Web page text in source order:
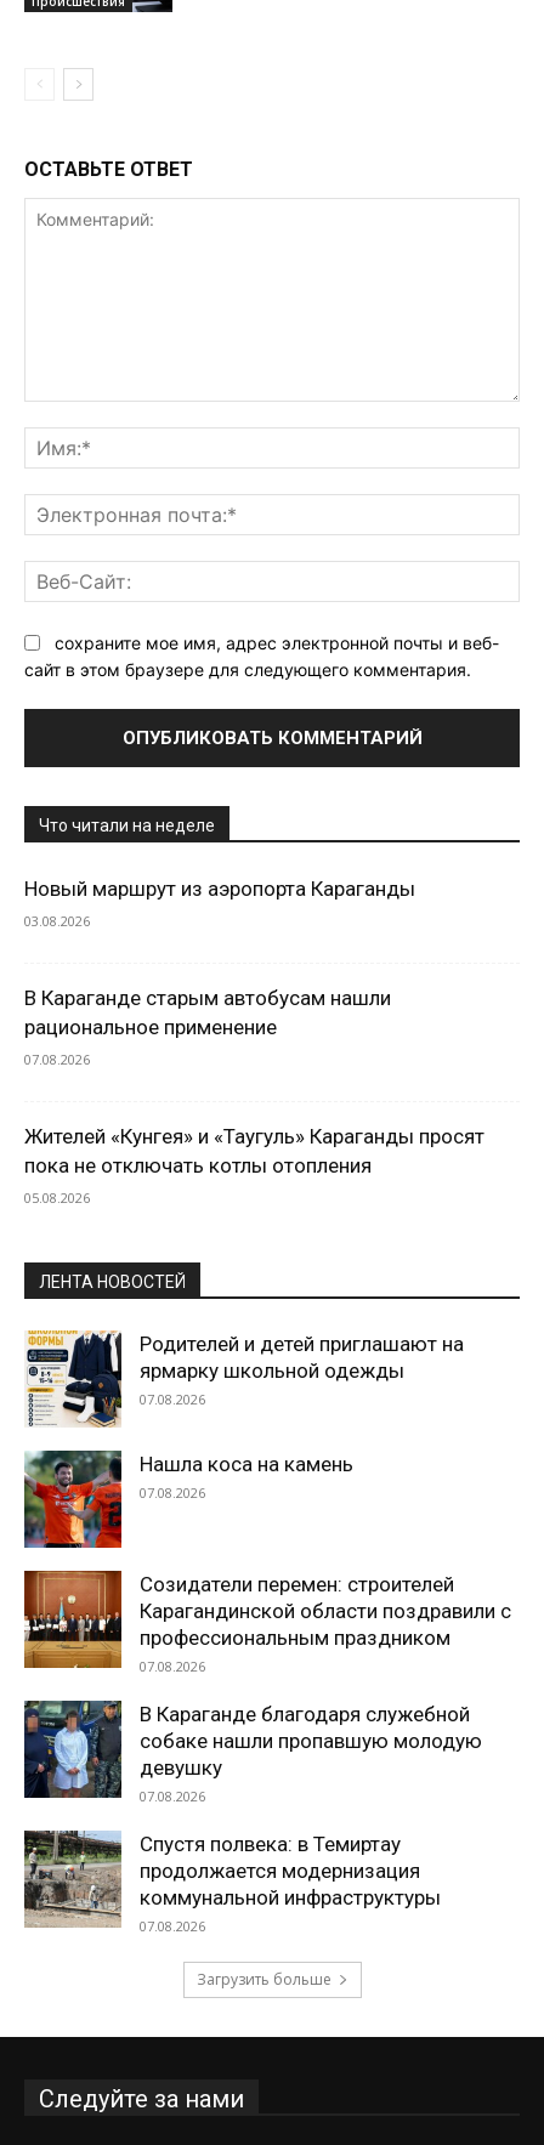
ОСТАВЬТЕ ОТВЕТ
сохраните мое имя, адрес электронной почты и веб-
сайт в этом браузере для следующего комментария.
Что читали на неделе
Новый маршрут из аэропорта Караганды
03.08.2026
В Караганде старым автобусам нашли
рациональное применение
07.08.2026
Жителей «Кунгея» и «Таугуль» Караганды просят
пока не отключать котлы отопления
05.08.2026
ЛЕНТА НОВОСТЕЙ
Родителей и детей приглашают на
ярмарку школьной одежды
07.08.2026
Нашла коса на камень
07.08.2026
Созидатели перемен: строителей
Карагандинской области поздравили с
профессиональным праздником
07.08.2026
В Караганде благодаря служебной
собаке нашли пропавшую молодую
девушку
07.08.2026
Спустя полвека: в Темиртау
продолжается модернизация
коммунальной инфраструктуры
07.08.2026
Загрузить больше
Следуйте за нами